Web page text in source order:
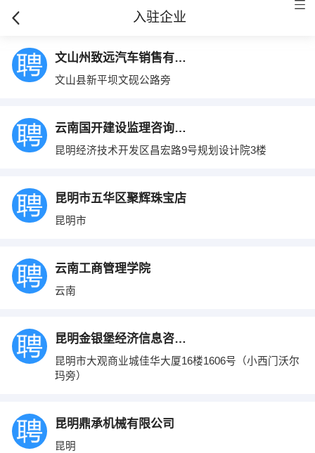
入驻企业
文山州致远汽车销售有限公司
文山县新平坝文砚公路旁
云南国开建设监理咨询有限公司
昆明经济技术开发区昌宏路9号规划设计院3楼
昆明市五华区聚辉珠宝店
昆明市
云南工商管理学院
云南
昆明金银堡经济信息咨询有限公司
昆明市大观商业城佳华大厦16楼1606号（小西门沃尔
玛旁）
昆明鼎承机械有限公司
昆明